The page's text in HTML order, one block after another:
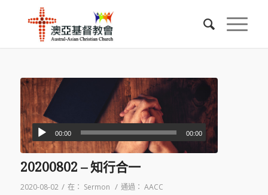
00:00 00:00
20200802 – 知行合一
2020-08-02 / 在： Sermon / 通過： AACC